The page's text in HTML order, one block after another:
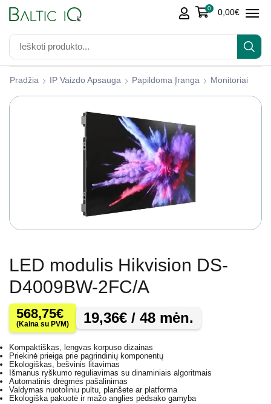
0 0,00€
Pradžia IP Vaizdo Apsauga Papildoma Įranga Monitoriai
LED modulis Hikvision DS-
D4009BW-2FC/A
568,75€
(Kaina su PVM) 19,36€ / 48 mėn.
Kompaktiškas, lengvas korpuso dizainas
Priekinė prieiga prie pagrindinių komponentų
Ekologiškas, bešvinis litavimas
Išmanus ryškumo reguliavimas su dinaminiais algoritmais
Automatinis drėgmės pašalinimas
Valdymas nuotoliniu pultu, planšete ar platforma
Ekologiška pakuotė ir mažo anglies pėdsako gamyba